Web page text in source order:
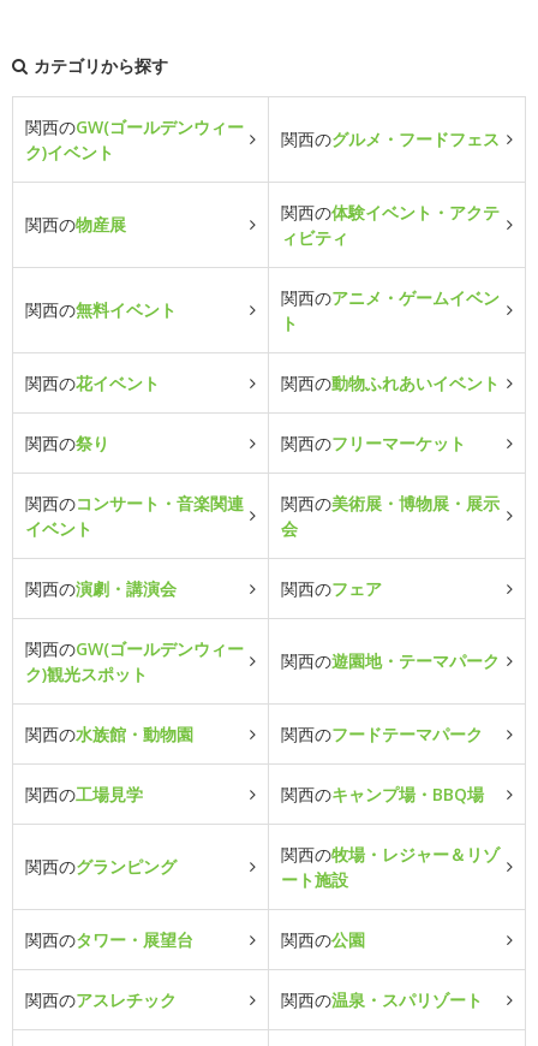
カテゴリから探す
関西のGW(ゴールデンウィー
ク)イベント
関西のグルメ・フードフェス
関西の物産展
関西の体験イベント・アクテ
ィビティ
関西の無料イベント
関西のアニメ・ゲームイベン
ト
関西の花イベント 関西の動物ふれあいイベント
関西の祭り 関西のフリーマーケット
関西のコンサート・音楽関連
イベント
関西の美術展・博物展・展示
会
関西の演劇・講演会 関西のフェア
関西のGW(ゴールデンウィー
ク)観光スポット
関西の遊園地・テーマパーク
関西の水族館・動物園 関西のフードテーマパーク
関西の工場見学 関西のキャンプ場・BBQ場
関西のグランピング
関西の牧場・レジャー＆リゾ
ート施設
関西のタワー・展望台 関西の公園
関西のアスレチック 関西の温泉・スパリゾート